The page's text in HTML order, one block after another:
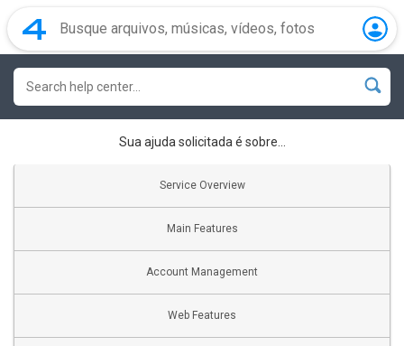
Sua ajuda solicitada é sobre...
Service Overview
Main Features
Account Management
Web Features